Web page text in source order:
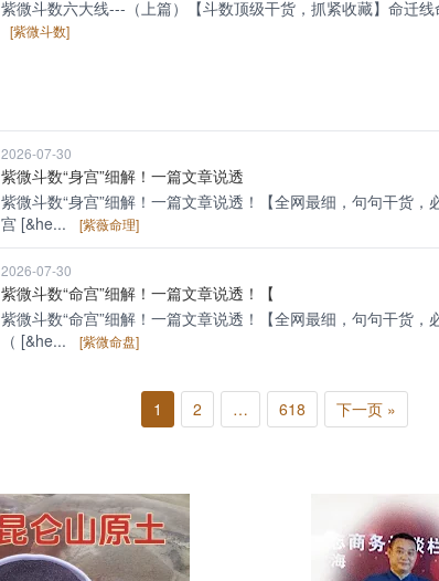
紫微斗数六大线---（上篇）【斗数顶级干货，抓紧收藏】命迁
[紫微斗数]
2026-07-30
紫微斗数“身宫”细解！一篇文章说透
紫微斗数“身宫”细解！一篇文章说透！【全网最细，句句干货
宫 [&he...
[紫薇命理]
2026-07-30
紫微斗数“命宫”细解！一篇文章说透！【
紫微斗数“命宫”细解！一篇文章说透！【全网最细，句句干货
（ [&he...
[紫微命盘]
1 2 … 618 下一页 »